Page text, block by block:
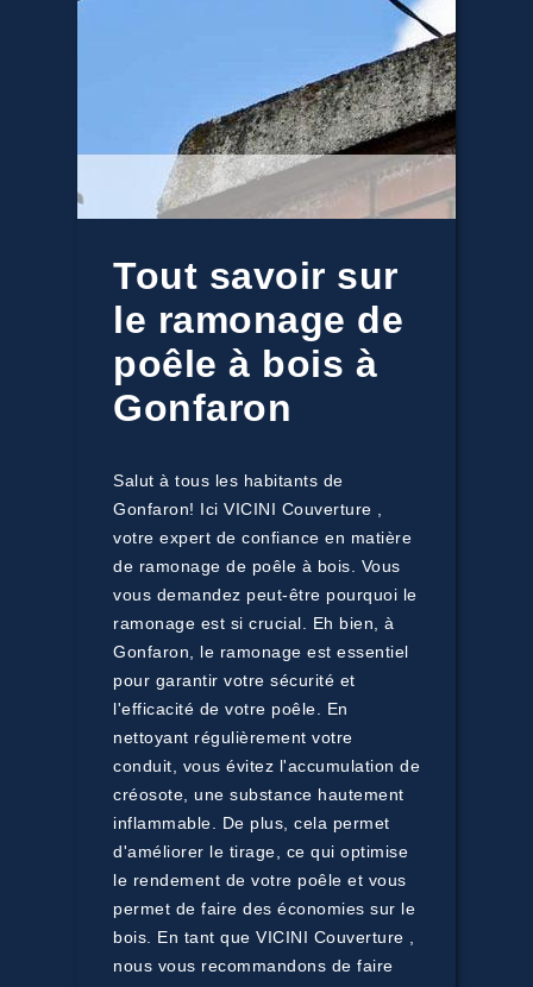
Tout savoir sur
le ramonage de
poêle à bois à
Gonfaron
Salut à tous les habitants de
Gonfaron! Ici VICINI Couverture ,
votre expert de confiance en matière
de ramonage de poêle à bois. Vous
vous demandez peut-être pourquoi le
ramonage est si crucial. Eh bien, à
Gonfaron, le ramonage est essentiel
pour garantir votre sécurité et
l'efficacité de votre poêle. En
nettoyant régulièrement votre
conduit, vous évitez l'accumulation de
créosote, une substance hautement
inflammable. De plus, cela permet
d'améliorer le tirage, ce qui optimise
le rendement de votre poêle et vous
permet de faire des économies sur le
bois. En tant que VICINI Couverture ,
nous vous recommandons de faire